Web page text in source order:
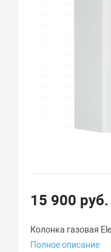
15 900 руб.
Колонка газовая
Полное описание